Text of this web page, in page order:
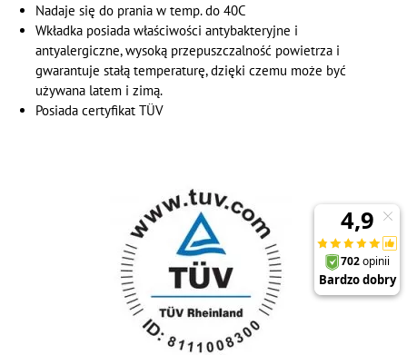
Nadaje się do prania w temp. do 40C
Wkładka posiada właściwości antybakteryjne i
antyalergiczne, wysoką przepuszczalność powietrza i
gwarantuje stałą temperaturę, dzięki czemu może być
używana latem i zimą.
Posiada certyfikat TÜV